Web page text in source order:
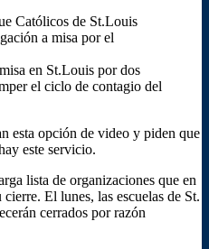
en St.Louis por dos
el ciclo de contagio del
esta opción de video y piden que
este servicio.
lista de organizaciones que en
El lunes, las escuelas de St.
cerrados por razón